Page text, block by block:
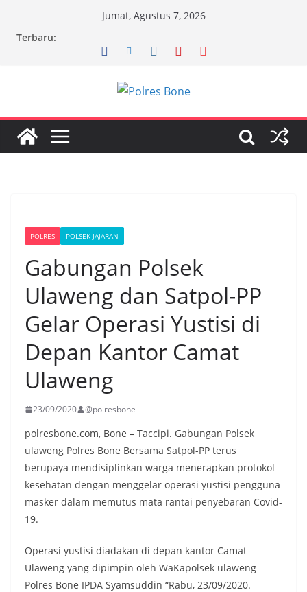
Jumat, Agustus 7, 2026
Terbaru:
POLRES POLSEK JAJARAN
Gabungan Polsek
Ulaweng dan Satpol-PP
Gelar Operasi Yustisi di
Depan Kantor Camat
Ulaweng
23/09/2020 @polresbone
polresbone.com, Bone – Taccipi. Gabungan Polsek
ulaweng Polres Bone Bersama Satpol-PP terus
berupaya mendisiplinkan warga menerapkan protokol
kesehatan dengan menggelar operasi yustisi pengguna
masker dalam memutus mata rantai penyebaran Covid-
19.
Operasi yustisi diadakan di depan kantor Camat
Ulaweng yang dipimpin oleh WaKapolsek ulaweng
Polres Bone IPDA Syamsuddin “Rabu, 23/09/2020.